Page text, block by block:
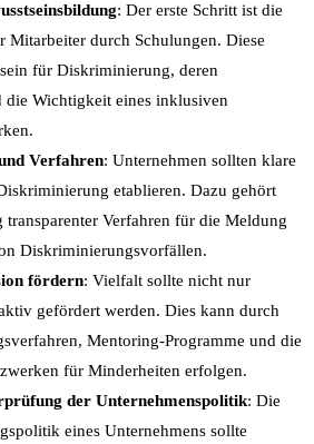
: Der erste Schritt ist die
Mitarbeiter durch Schulungen. Diese
für Diskriminierung, deren
Wichtigkeit eines inklusiven
Verfahren: Unternehmen sollten klare
etablieren. Dazu gehört
transparenter Verfahren für die Meldung
Diskriminierungsvorfällen.
fördern: Vielfalt sollte nicht nur
gefördert werden. Dies kann durch
Mentoring-Programme und die
für Minderheiten erfolgen.
der Unternehmenspolitik: Die
eines Unternehmens sollte